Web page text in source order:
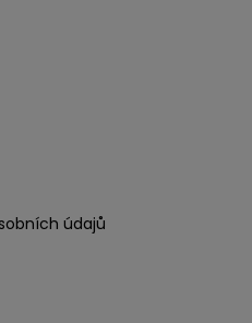
údajů